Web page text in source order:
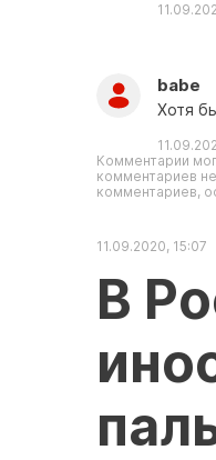
babe
Хотя
Комментарии
комментариев
комментариев,
11.09.2020, 15:07
В